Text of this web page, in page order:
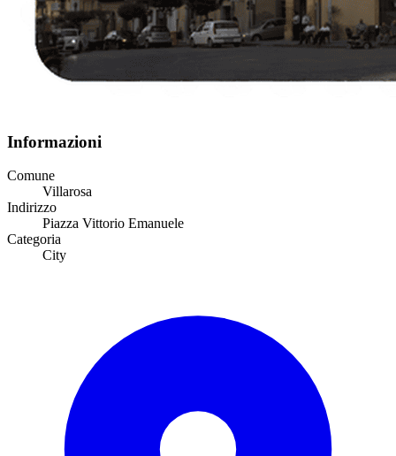
Informazioni
Comune
Villarosa
Indirizzo
Piazza Vittorio Emanuele
Categoria
City